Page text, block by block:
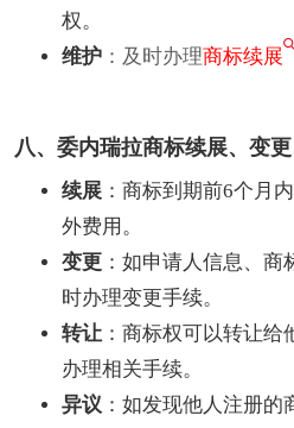
权。
维护 ：及时办理商标续展
八、委内瑞拉商标续展、变
续展 ：商标到期前6个月
外费用。
变更 ：如申请人信息、
时办理变更手续。
转让 ：商标权可以转让
办理相关手续。
异议 ：如发现他人注册的